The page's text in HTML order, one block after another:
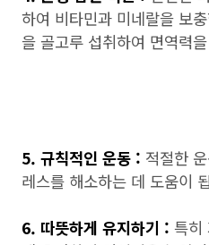
하여 비타민과 미네랄을 보
을 골고루 섭취하여 면역력
5. 규칙적인 운동 : 적절한
레스를 해소하는 데 도움이
6. 따뜻하게 유지하기 : 특히